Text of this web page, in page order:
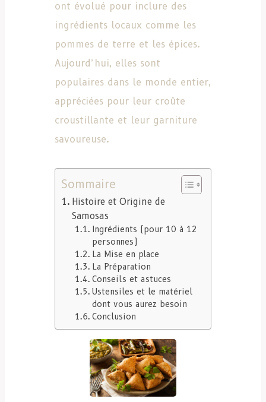
ont évolué pour inclure des
ingrédients locaux comme les
pommes de terre et les épices.
Aujourd’hui, elles sont
populaires dans le monde entier,
appréciées pour leur croûte
croustillante et leur garniture
savoureuse.
Sommaire
Histoire et Origine de
Samosas
Ingrédients (pour 10 à 12
personnes)
La Mise en place
La Préparation
Conseils et astuces
Ustensiles et le matériel
dont vous aurez besoin
Conclusion